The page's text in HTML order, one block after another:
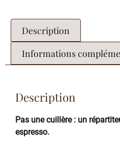
Description
Informations
Description
Pas une cuillère : un
espresso.